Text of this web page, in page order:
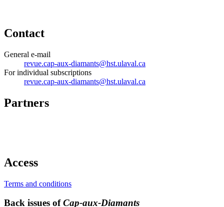
Contact
General e-mail
revue.cap-aux-diamants@hst.ulaval.ca
For individual subscriptions
revue.cap-aux-diamants@hst.ulaval.ca
Partners
Access
Terms and conditions
Back issues ofCap-aux-Diamants